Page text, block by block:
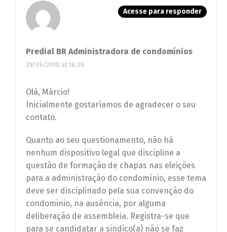
Predial BR Administradora de condomínios
29/06/2018 at 18:28
Acesse para responder
Olá, Márcio!
Inicialmente gostaríamos de agradecer o seu
contato.
Quanto ao seu questionamento, não há
nenhum dispositivo legal que discipline a
questão de formação de chapas nas eleições
para a administração do condomínio, esse tema
deve ser disciplinado pela sua convenção do
condominio, na ausência, por alguma
deliberação de assembleia. Registra-se que
para se candidatar a sindico(a) não se faz